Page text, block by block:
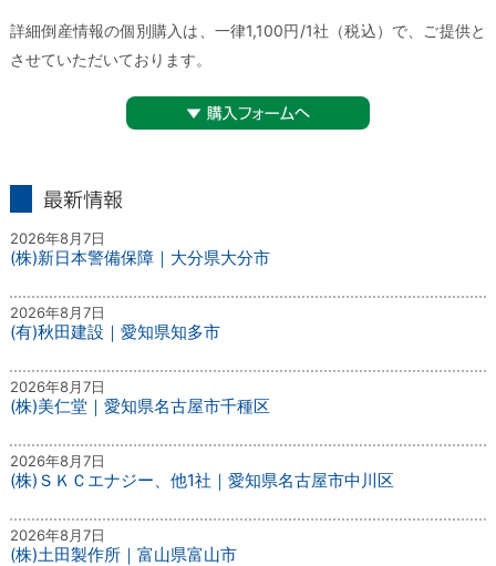
詳細倒産情報の個別購入は、一律1,100円/1社（税込）で、ご提供と
させていただいております。
2026年8月7日
(株)新日本警備保障｜大分県大分市
2026年8月7日
(有)秋田建設｜愛知県知多市
2026年8月7日
(株)美仁堂｜愛知県名古屋市千種区
2026年8月7日
(株)ＳＫＣエナジー、他1社｜愛知県名古屋市中川区
2026年8月7日
(株)土田製作所｜富山県富山市